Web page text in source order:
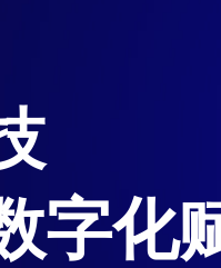
字化